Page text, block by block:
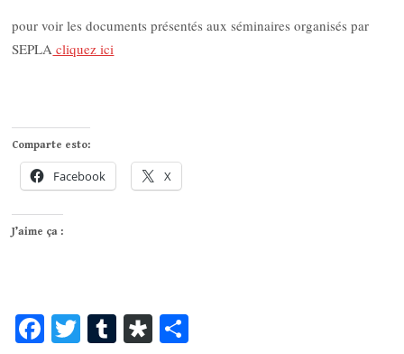
pour voir les documents présentés aux séminaires organisés par
SEPLA cliquez ici
Comparte esto:
Facebook X
J’aime ça :
Fa T T Di